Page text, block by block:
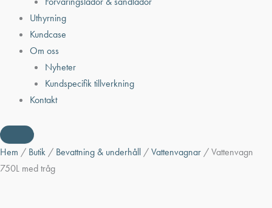
Uthyrning
Kundcase
Om oss
Nyheter
Kundspecifik tillverkning
Kontakt
Hem / Butik / Bevattning & underhåll /Vattenvagnar / Vattenvagn
750L med tråg